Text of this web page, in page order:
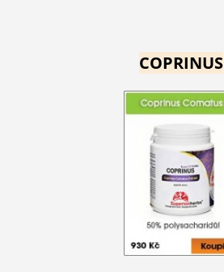
COPRINUS